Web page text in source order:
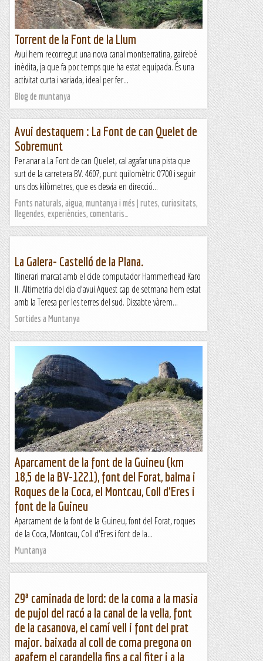
Torrent de la Font de la Llum
Avui hem recorregut una nova canal montserratina, gairebé
inèdita, ja que fa poc temps que ha estat equipada. És una
activitat curta i variada, ideal per fer...
Blog de muntanya
Avui destaquem : La Font de can Quelet de
Sobremunt
Per anar a La Font de can Quelet, cal agafar una pista que
surt de la carretera BV. 4607, punt quilomètric 0’700 i seguir
uns dos kilòmetres, que es desvia en direcció...
Fonts naturals, aigua, muntanya i més | rutes, curiositats,
llegendes, experiències, comentaris…
La Galera- Castelló de la Plana.
Itinerari marcat amb el cicle computador Hammerhead Karo
II. Altimetria del dia d'avui.Aquest cap de setmana hem estat
amb la Teresa per les terres del sud. Dissabte vàrem...
Sortides a Muntanya
Aparcament de la font de la Guineu (km
18,5 de la BV-1221), font del Forat, balma i
Roques de la Coca, el Montcau, Coll d'Eres i
font de la Guineu
Aparcament de la font de la Guineu, font del Forat, roques
de la Coca, Montcau, Coll d'Eres i font de la...
Muntanya
29ª caminada de lord: de la coma a la masia
de pujol del racó a la canal de la vella, font
de la casanova, el camí vell i font del prat
major. baixada al coll de coma pregona on
agafem el carandella fins a cal fiter i a la